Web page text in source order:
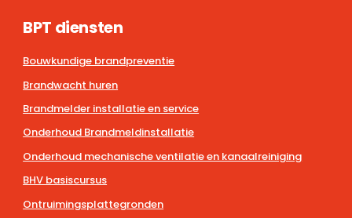
BPT diensten
Bouwkundige brandpreventie
Brandwacht huren
Brandmelder installatie en service
Onderhoud Brandmeldinstallatie
Onderhoud mechanische ventilatie en kanaalreiniging
BHV basiscursus
Ontruimingsplattegronden